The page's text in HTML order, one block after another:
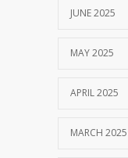
JUNE 2025
MAY 2025
APRIL 2025
MARCH 2025